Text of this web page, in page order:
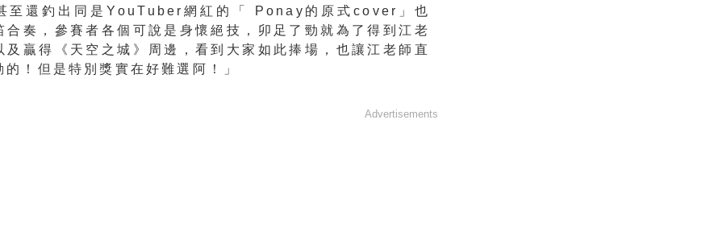
至還釣出同是YouTuber網紅的「 Ponay的原式cover」也
合奏，參賽者各個可說是身懷絕技，卯足了勁就為了得到江老
及贏得《 天空之城》周邊，看到大家如此捧場，也讓江老師直
的！但是特別獎實在好難選阿！」
Advertisements